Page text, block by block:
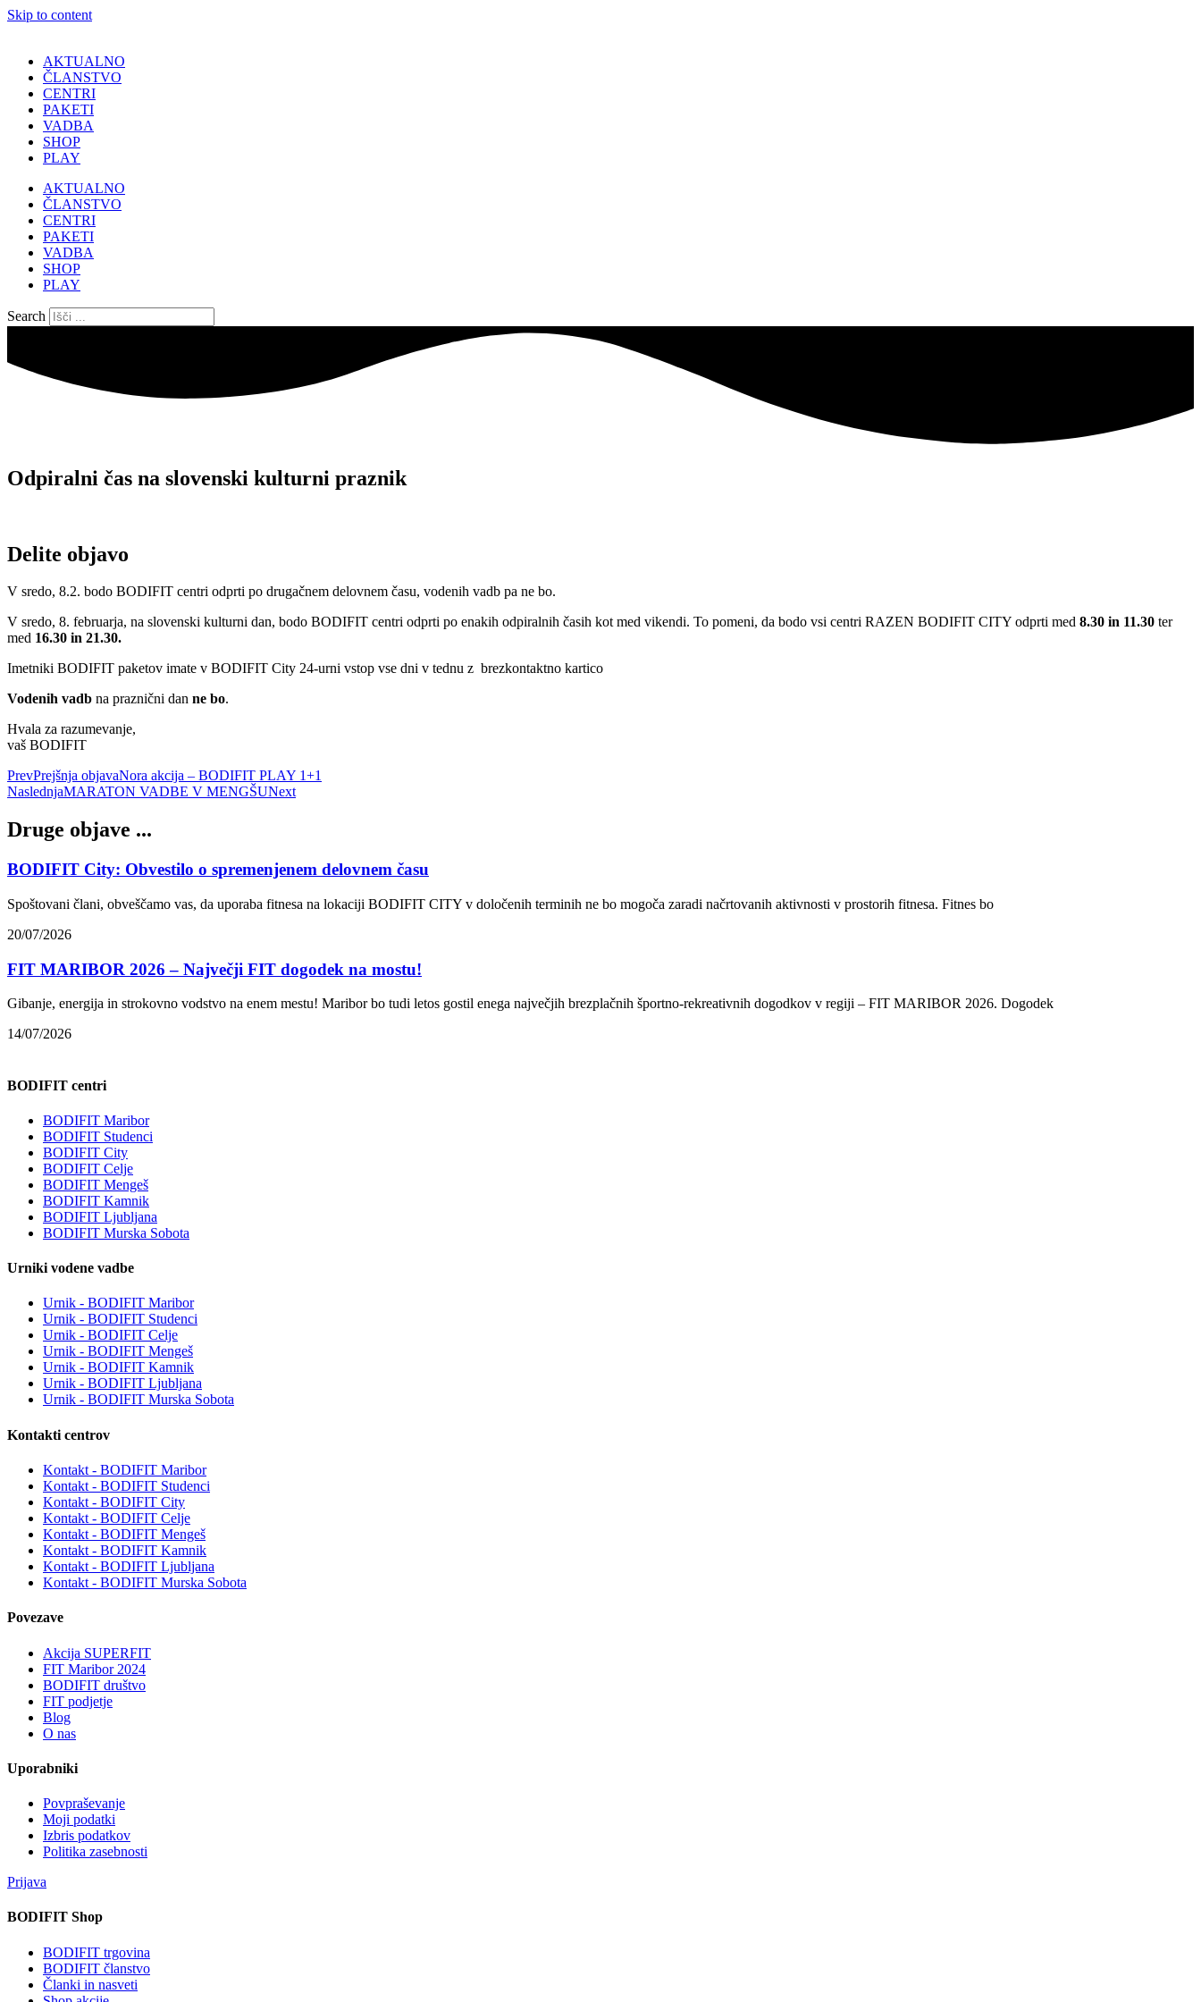
Skip to content
AKTUALNO
ČLANSTVO
CENTRI
PAKETI
VADBA
SHOP
PLAY
AKTUALNO
ČLANSTVO
CENTRI
PAKETI
VADBA
SHOP
PLAY
Search
Odpiralni čas na slovenski kulturni praznik
Delite objavo
V sredo, 8.2. bodo BODIFIT centri odprti po drugačnem delovnem času, vodenih vadb pa ne bo.
V sredo, 8. februarja, na slovenski kulturni dan, bodo BODIFIT centri odprti po enakih odpiralnih časih kot med vikendi. To pomeni, da bodo vsi centri RAZEN BODIFIT CITY odprti med 8.30 in 11.30 ter
med 16.30 in 21.30.
Imetniki BODIFIT paketov imate v BODIFIT City 24-urni vstop vse dni v tednu z brezkontaktno kartico
Vodenih vadb na praznični dan ne bo.
Hvala za razumevanje,
vaš BODIFIT
PrevPrejšnja objavaNora akcija – BODIFIT PLAY 1+1
NaslednjaMARATON VADBE V MENGŠUNext
Druge objave ...
BODIFIT City: Obvestilo o spremenjenem delovnem času
Spoštovani člani, obveščamo vas, da uporaba fitnesa na lokaciji BODIFIT CITY v določenih terminih ne bo mogoča zaradi načrtovanih aktivnosti v prostorih fitnesa. Fitnes bo
20/07/2026
FIT MARIBOR 2026 – Največji FIT dogodek na mostu!
Gibanje, energija in strokovno vodstvo na enem mestu! Maribor bo tudi letos gostil enega največjih brezplačnih športno-rekreativnih dogodkov v regiji – FIT MARIBOR 2026. Dogodek
14/07/2026
BODIFIT centri
BODIFIT Maribor
BODIFIT Studenci
BODIFIT City
BODIFIT Celje
BODIFIT Mengeš
BODIFIT Kamnik
BODIFIT Ljubljana
BODIFIT Murska Sobota
Urniki vodene vadbe
Urnik - BODIFIT Maribor
Urnik - BODIFIT Studenci
Urnik - BODIFIT Celje
Urnik - BODIFIT Mengeš
Urnik - BODIFIT Kamnik
Urnik - BODIFIT Ljubljana
Urnik - BODIFIT Murska Sobota
Kontakti centrov
Kontakt - BODIFIT Maribor
Kontakt - BODIFIT Studenci
Kontakt - BODIFIT City
Kontakt - BODIFIT Celje
Kontakt - BODIFIT Mengeš
Kontakt - BODIFIT Kamnik
Kontakt - BODIFIT Ljubljana
Kontakt - BODIFIT Murska Sobota
Povezave
Akcija SUPERFIT
FIT Maribor 2024
BODIFIT društvo
FIT podjetje
Blog
O nas
Uporabniki
Povpraševanje
Moji podatki
Izbris podatkov
Politika zasebnosti
Prijava
BODIFIT Shop
BODIFIT trgovina
BODIFIT članstvo
Članki in nasveti